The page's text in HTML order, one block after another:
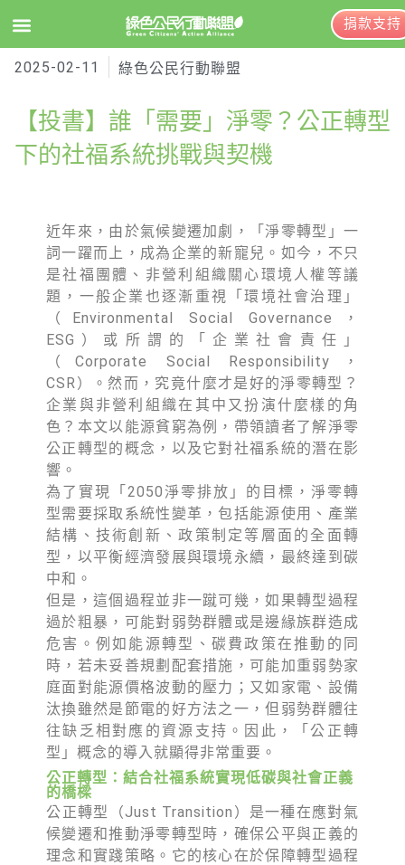
關於綠盟
大事記
綠盟團隊
聯絡資訊
捐款徵信
年度報告與財報
綠盟倡議
廢除核電
淨零轉型
透明足跡
綠盟觀點
新聞稿及聲明
投書及專欄
工作側記
出版及義賣品
參與綠盟
捐款支持
徵才資訊
活動行事曆
EN
捐款支持
2025-02-11 綠色公民行動聯盟
【投書】誰「需要」淨零？公正轉型
下的社福系統挑戰與契機
近年來，由於氣候變遷加劇，「淨零轉型」一
詞一躍而上，成為企業的新寵兒。如今，不只
是社福團體、非營利組織關心環境人權等議
題，一般企業也逐漸重視「環境社會治理」
（Environmental Social Governance，
ESG）或所謂的「企業社會責任」
（Corporate Social Responsibility，
CSR）。然而，究竟什麼才是好的淨零轉型？
企業與非營利組織在其中又扮演什麼樣的角
色？本文以能源貧窮為例，帶領讀者了解淨零
公正轉型的概念，以及它對社福系統的潛在影
響。
為了實現「2050淨零排放」的目標，淨零轉
型需要採取系統性變革，包括能源使用、產業
結構、技術創新、政策制定等層面的全面轉
型，以平衡經濟發展與環境永續，最終達到碳
中和。
但是，這個過程並非一蹴可幾，如果轉型過程
過於粗暴，可能對弱勢群體或是邊緣族群造成
危害。例如能源轉型、碳費政策在推動的同
時，若未妥善規劃配套措施，可能加重弱勢家
庭面對能源價格波動的壓力；又如家電、設備
汰換雖然是節電的好方法之一，但弱勢群體往
往缺乏相對應的資源支持。因此，「公正轉
型」概念的導入就顯得非常重要。
公正轉型：結合社福系統實現低碳與社會正義
的橋樑
公正轉型（Just Transition）是一種在應對氣
候變遷和推動淨零轉型時，確保公平與正義的
理念和實踐策略。它的核心在於保障轉型過程